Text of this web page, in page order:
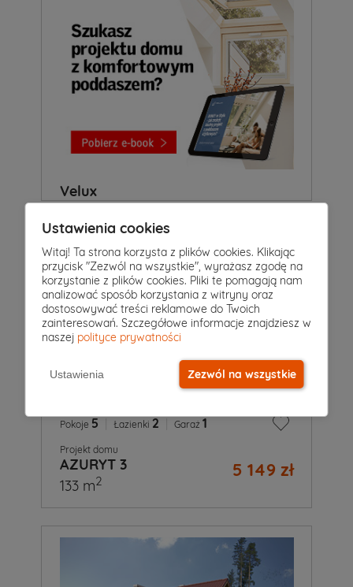
Velux
Pokoje 5 Łazienki 2 Garaż 1
Projekt domu
AZURYT 3 5 149 zł
133 m2
Ustawienia cookies
Witaj! Ta strona korzysta z plików cookies. Klikając
przycisk "Zezwól na wszystkie", wyrażasz zgodę na
korzystanie z plików cookies. Pliki te pomagają nam
analizować sposób korzystania z witryny oraz
dostosowywać treści reklamowe do Twoich
zainteresowań. Szczegółowe informacje znajdziesz w
naszej polityce prywatności
Ustawienia Zezwól na wszystkie